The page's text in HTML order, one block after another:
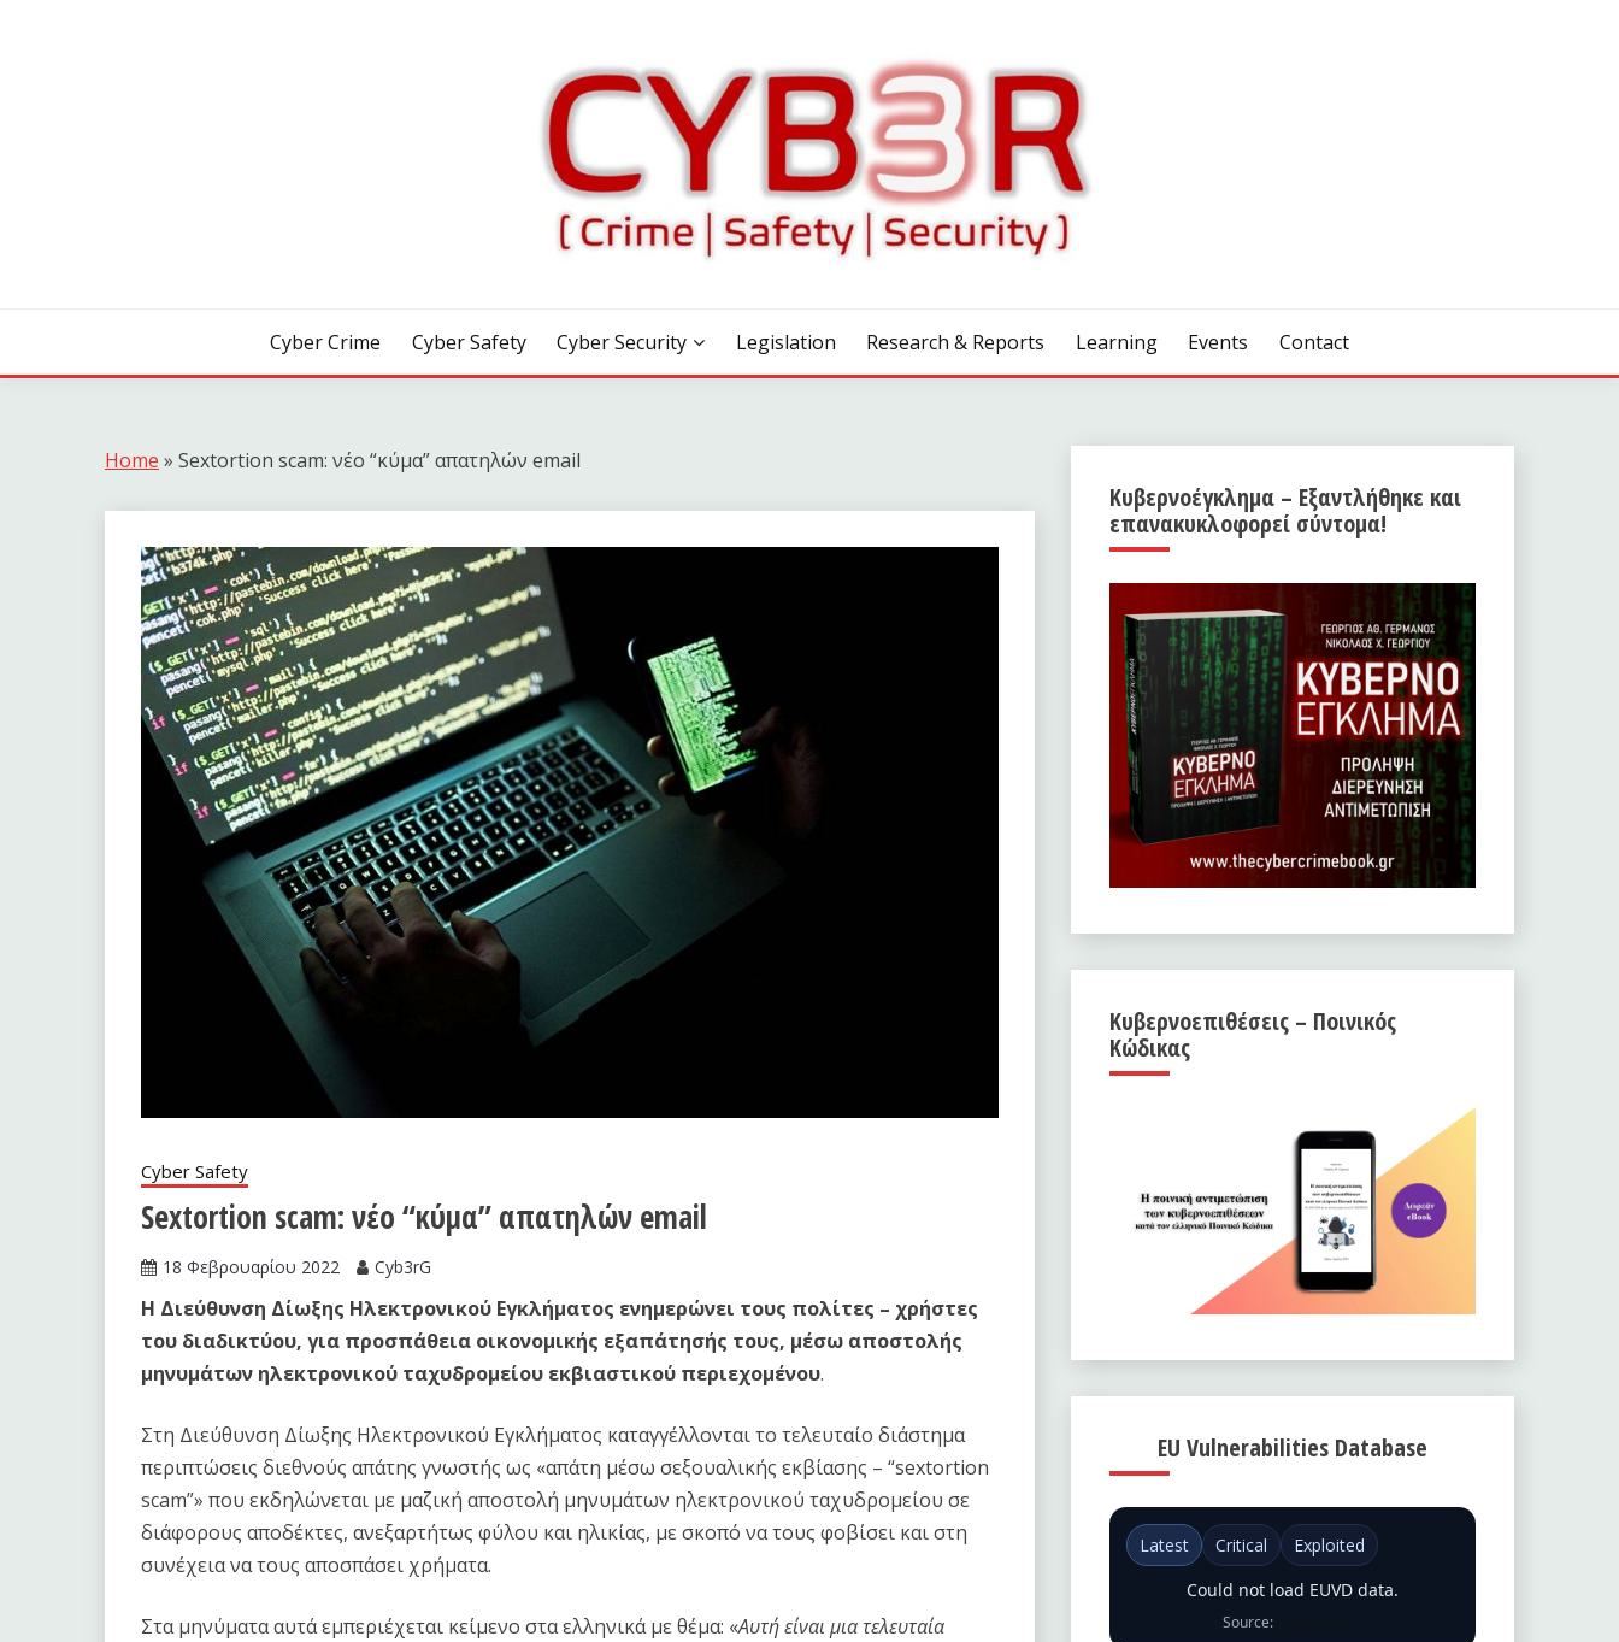
Cyber Crime Cyber Safety Cyber Security Legislation Research & Reports Learning Events Contact
Home » Sextortion scam: νέο “κύμα” απατηλών email
Cyber Safety
Sextortion scam: νέο “κύμα” απατηλών email
18 Φεβρουαρίου 2022 Cyb3rG
Η Διεύθυνση Δίωξης Ηλεκτρονικού Εγκλήματος ενημερώνει τους πολίτες – χρήστες
του διαδικτύου, για προσπάθεια οικονομικής εξαπάτησής τους, μέσω αποστολής
μηνυμάτων ηλεκτρονικού ταχυδρομείου εκβιαστικού περιεχομένου.
Στη Διεύθυνση Δίωξης Ηλεκτρονικού Εγκλήματος καταγγέλλονται το τελευταίο διάστημα
περιπτώσεις διεθνούς απάτης γνωστής ως «απάτη μέσω σεξουαλικής εκβίασης – “sextortion
scam”» που εκδηλώνεται με μαζική αποστολή μηνυμάτων ηλεκτρονικού ταχυδρομείου σε
διάφορους αποδέκτες, ανεξαρτήτως φύλου και ηλικίας, με σκοπό να τους φοβίσει και στη
συνέχεια να τους αποσπάσει χρήματα.
Στα μηνύματα αυτά εμπεριέχεται κείμενο στα ελληνικά με θέμα: «Αυτή είναι μια τελευταία
Κυβερνοέγκλημα – Εξαντλήθηκε και
επανακυκλοφορεί σύντομα!
Κυβερνοεπιθέσεις – Ποινικός
Κώδικας
EU Vulnerabilities Database
Latest Critical
Exploited
Could not load EUVD data.
Source: